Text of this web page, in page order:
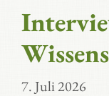
Wissens
7. Juli 2026